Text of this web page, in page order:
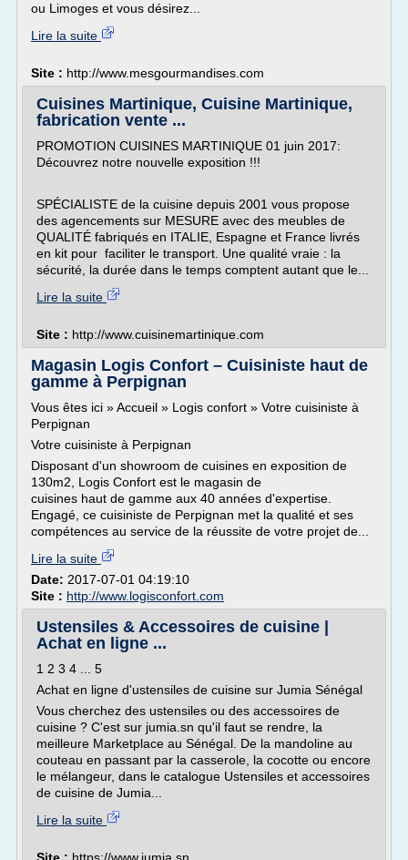
ou Limoges et vous désirez...
Lire la suite
Site : http://www.mesgourmandises.com
Cuisines Martinique, Cuisine Martinique,
fabrication vente ...
PROMOTION CUISINES MARTINIQUE 01 juin 2017:
Découvrez notre nouvelle exposition !!!
SPÉCIALISTE de la cuisine depuis 2001 vous propose
des agencements sur MESURE avec des meubles de
QUALITÉ fabriqués en ITALIE, Espagne et France livrés
en kit pour faciliter le transport. Une qualité vraie : la
sécurité, la durée dans le temps comptent autant que le...
Lire la suite
Site : http://www.cuisinemartinique.com
Magasin Logis Confort – Cuisiniste haut de
gamme à Perpignan
Vous êtes ici » Accueil » Logis confort » Votre cuisiniste à
Perpignan
Votre cuisiniste à Perpignan
Disposant d'un showroom de cuisines en exposition de
130m2, Logis Confort est le magasin de
cuisines haut de gamme aux 40 années d'expertise.
Engagé, ce cuisiniste de Perpignan met la qualité et ses
compétences au service de la réussite de votre projet de...
Lire la suite
Date: 2017-07-01 04:19:10
Site : http://www.logisconfort.com
Ustensiles & Accessoires de cuisine |
Achat en ligne ...
1 2 3 4 ... 5
Achat en ligne d'ustensiles de cuisine sur Jumia Sénégal
Vous cherchez des ustensiles ou des accessoires de
cuisine ? C'est sur jumia.sn qu'il faut se rendre, la
meilleure Marketplace au Sénégal. De la mandoline au
couteau en passant par la casserole, la cocotte ou encore
le mélangeur, dans le catalogue Ustensiles et accessoires
de cuisine de Jumia...
Lire la suite